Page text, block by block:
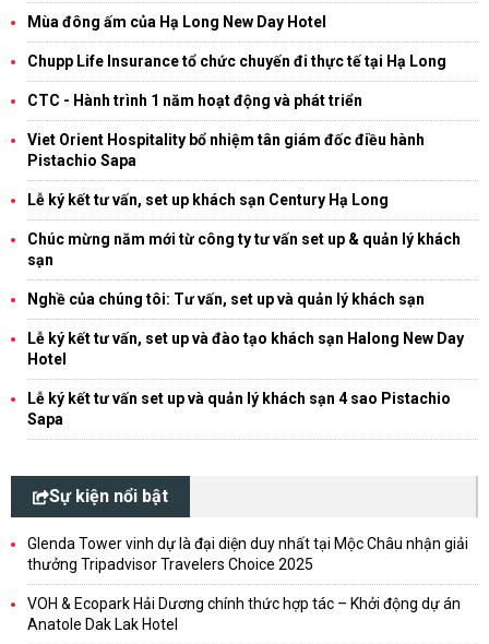
Mùa đông ấm của Hạ Long New Day Hotel
Chupp Life Insurance tổ chức chuyến đi thực tế tại Hạ Long
CTC - Hành trình 1 năm hoạt động và phát triển
Viet Orient Hospitality bổ nhiệm tân giám đốc điều hành
Pistachio Sapa
Lễ ký kết tư vấn, set up khách sạn Century Hạ Long
Chúc mừng năm mới từ công ty tư vấn set up & quản lý khách
sạn
Nghề của chúng tôi: Tư vấn, set up và quản lý khách sạn
Lễ ký kết tư vấn, set up và đào tạo khách sạn Halong New Day
Hotel
Lễ ký kết tư vấn set up và quản lý khách sạn 4 sao Pistachio
Sapa
Sự kiện nổi bật
Glenda Tower vinh dự là đại diện duy nhất tại Mộc Châu nhận giải
thưởng Tripadvisor Travelers Choice 2025
VOH & Ecopark Hải Dương chính thức hợp tác – Khởi động dự án
Anatole Dak Lak Hotel